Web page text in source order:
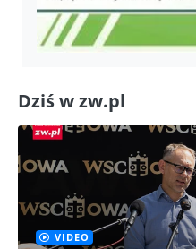
Dziś w zw.pl
VIDEO